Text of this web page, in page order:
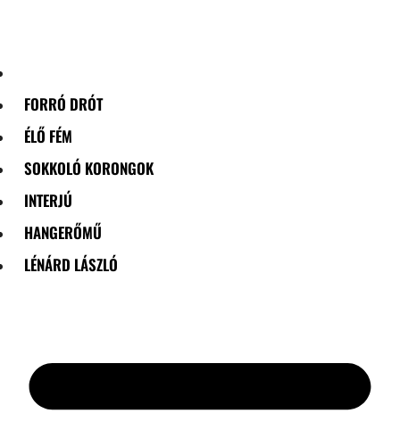
FORRÓ DRÓT
ÉLŐ FÉM
SOKKOLÓ KORONGOK
INTERJÚ
HANGERŐMŰ
LÉNÁRD LÁSZLÓ